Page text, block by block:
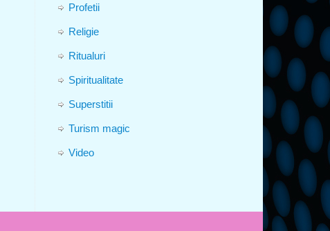
Profetii
Religie
Ritualuri
Spiritualitate
Superstitii
Turism magic
Video